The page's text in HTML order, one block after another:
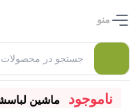
منو
ناموجود